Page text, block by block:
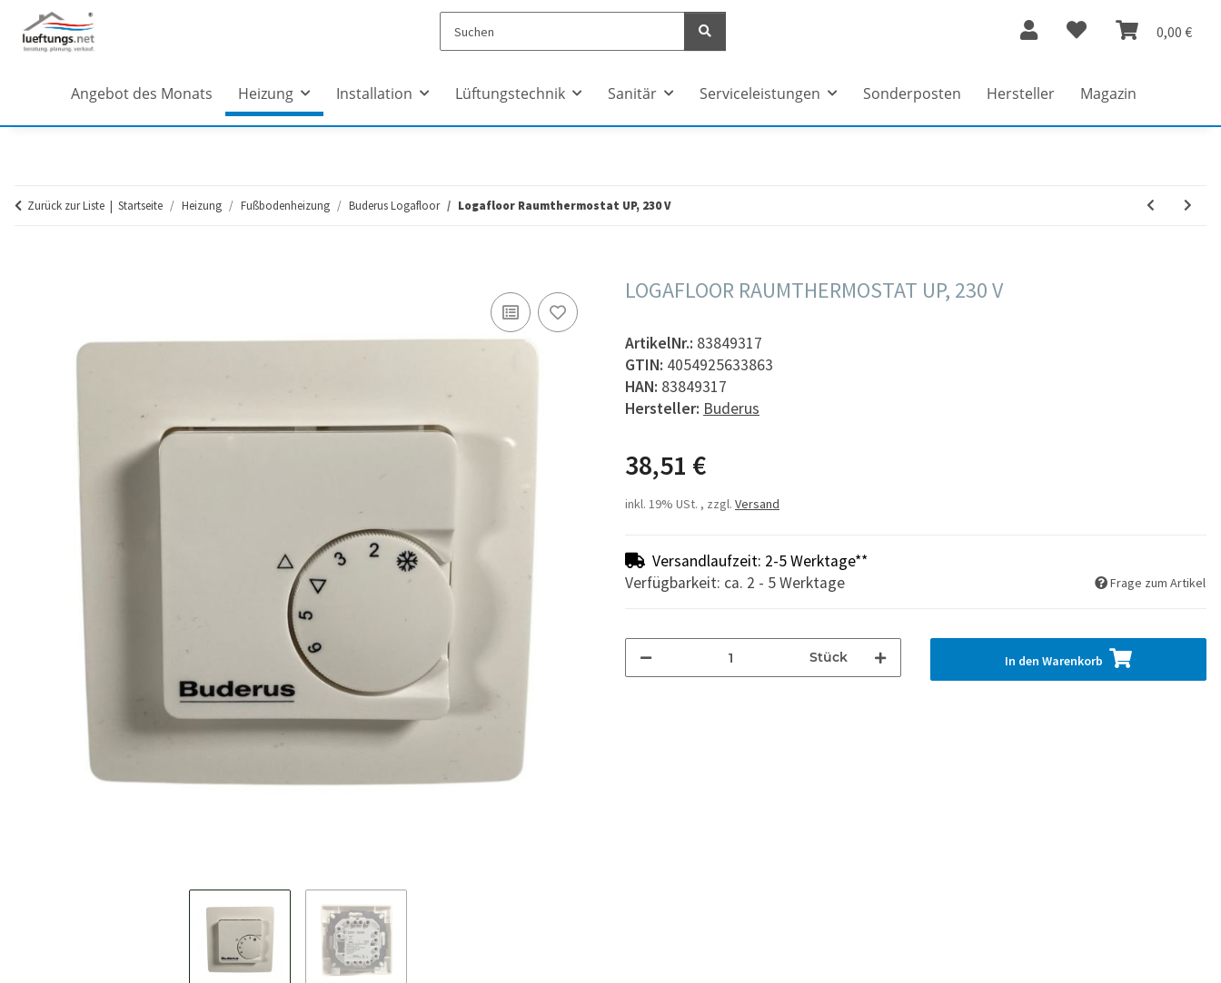
0,00 €
Angebot des Monats Heizung Installation Lüftungstechnik Sanitär Serviceleistungen Sonderposten Hersteller Magazin
Zurück zur Liste Startseite Heizung Fußbodenheizung Buderus Logafloor Logafloor Raumthermostat UP, 230 V
LOGAFLOOR RAUMTHERMOSTAT UP, 230 V
ArtikelNr.: 83849317
GTIN: 4054925633863
HAN: 83849317
Hersteller: Buderus
38,51 €
inkl. 19% USt. , zzgl. Versand
Versandlaufzeit: 2-5 Werktage**
Verfügbarkeit: ca. 2 - 5 Werktage
Frage zum Artikel
Stück In den Warenkorb